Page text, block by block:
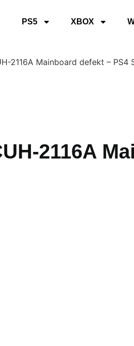
PS5 XBOX
2116A Mainboard defekt – PS4
2116A